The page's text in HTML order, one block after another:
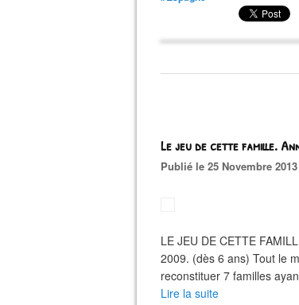
Le jeu de cette famille.
Publié le 25 Novembre 2013
LE JEU DE CETTE
2009. (dès 6 ans) Tout le
reconstituer 7 familles
Lire la suite